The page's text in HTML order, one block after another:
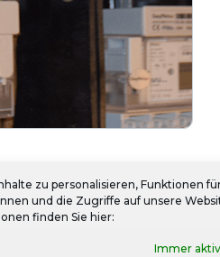
zu personalisieren, Funktionen
und die Zugriffe auf unsere
finden Sie hier:
Immer aktiv